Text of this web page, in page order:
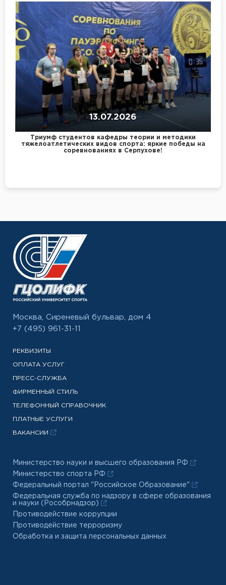
13.07.2026
Триумф студентов кафедры теории и методики
тяжелоатлетических видов спорта: яркие победы на
соревнованиях в Серпухове!
Москва, Сиреневый бульвар, дом 4
+7 (495) 961-31-11
РЕКВИЗИТЫ
ОПЛАТА УСЛУГ
ПРЕСС-СЛУЖБА
ФИРМЕННЫЙ СТИЛЬ
ТЕЛЕФОННЫЙ СПРАВОЧНИК
ПЛАТНЫЕ УСЛУГИ
ВАКАНСИИ
Министерство науки и высшего образования РФ
Министерство спорта РФ
Федеральный портал "Российское Образование"
Федеральная служба по надзору в сфере образования
и науки (Рособрнадзор)
Противодействие коррупции
Противодействие терроризму
Обработка и защита персональных данных